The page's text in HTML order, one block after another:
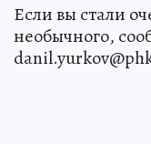
Если вы стали
необычного,